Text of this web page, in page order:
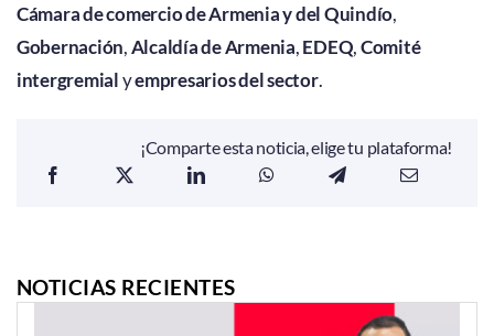
Cámara de comercio de Armenia y del Quindío,
Gobernación,Alcaldía de Armenia,EDEQ,Comité
intergremialyempresarios del sector.
¡Comparte esta noticia, elige tu plataforma!
NOTICIAS RECIENTES